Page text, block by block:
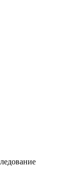
и